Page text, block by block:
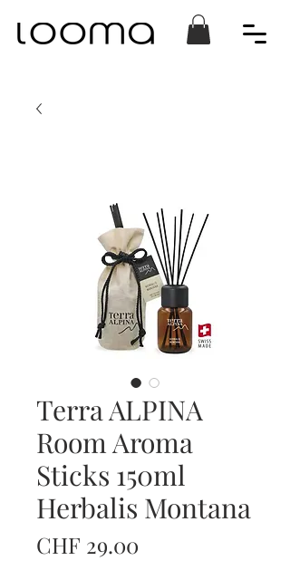
Terra ALPINA
Room Aroma
Sticks 150ml
Herbalis Montana
CHF 29.00